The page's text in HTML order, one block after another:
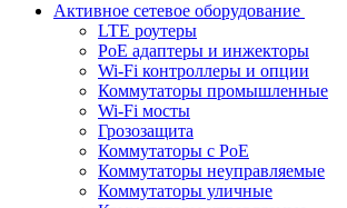
Активное сетевое оборудование
LTE роутеры
PoE адаптеры и инжекторы
Wi-Fi контроллеры и опции
Коммутаторы промышленные
Wi-Fi мосты
Грозозащита
Коммутаторы c PoE
Коммутаторы неуправляемые
Коммутаторы уличные